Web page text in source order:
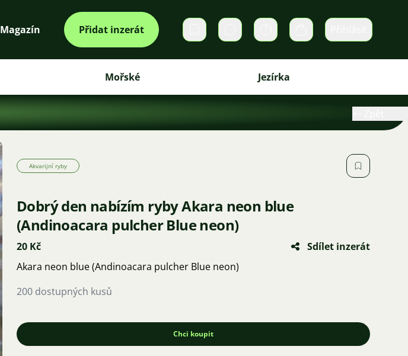
Magazín Přidat inzerát Soukromé zprávy Košík
Mořské Jezírka
Akvarijní ryby
Dobrý den nabízím ryby Akara neon blue
(Andinoacara pulcher Blue neon)
20 Kč
Sdílet inzerát
Akara neon blue (Andinoacara pulcher Blue neon)
200 dostupných kusů
Chci koupit